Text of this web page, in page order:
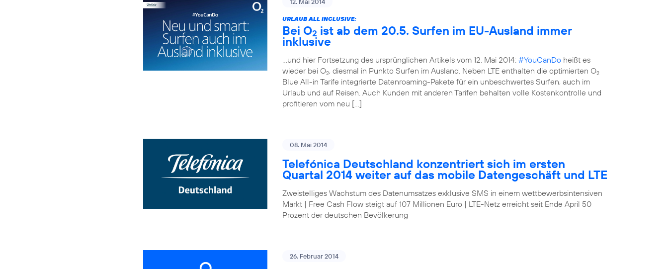
URLAUB ALL INCLUSIVE:
Bei O2 ist ab dem 20.5. Surfen im EU-Ausland immer
inklusive
…und hier Fortsetzung des ursprünglichen Artikels vom 12. Mai 2014: #YouCanDo heißt es
wieder bei O2, diesmal in Punkto Surfen im Ausland. Neben LTE enthalten die optimierten O2
Blue All-in Tarife integrierte Datenroaming-Pakete für ein unbeschwertes Surfen, auch im
Urlaub und auf Reisen. Auch Kunden mit anderen Tarifen behalten volle Kostenkontrolle und
profitieren vom neu […]
08. Mai 2014
Telefónica Deutschland konzentriert sich im ersten
Quartal 2014 weiter auf das mobile Datengeschäft und LTE
Zweistelliges Wachstum des Datenumsatzes exklusive SMS in einem wettbewerbsintensiven
Markt | Free Cash Flow steigt auf 107 Millionen Euro | LTE-Netz erreicht seit Ende April 50
Prozent der deutschen Bevölkerung
26. Februar 2014